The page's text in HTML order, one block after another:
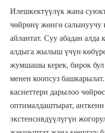
Илешкектүүлүк жана
чөйрөнү жөнгө салынуучу
айлантат. Суу абадан алда
алдыга жылыш үчүн
жумшашы керек, бирок
менен коопсуз
касиеттери дарылоо
оптималдаштырат,
экстенсивдүүлүгүн